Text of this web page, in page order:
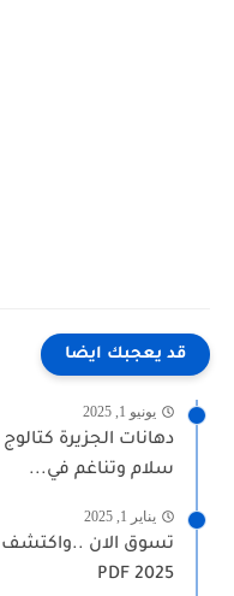
قد يعجبك ايضا
يونيو 1, 2025
سلام وتناغم في...
يناير 1, 2025
تسوق الان ..واكتشف
PDF 2025